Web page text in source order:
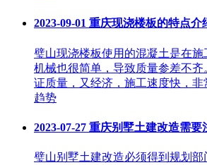
2023-09-01 重庆现浇楼板的特点介
璧山现浇楼板使用的混凝土是在
机械也很简单，导致质量参差不
证质量，又经济，施工速度快，
趋势
2023-07-27 重庆别墅土建改造需要
璧山别墅土建改造必须得到规划